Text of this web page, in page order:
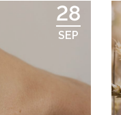
28
SEP